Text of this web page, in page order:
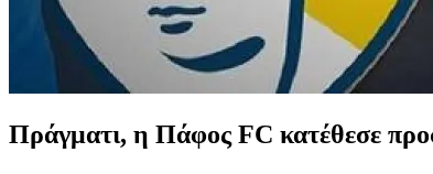
Πράγματι, η Πάφος FC κατέθεσε